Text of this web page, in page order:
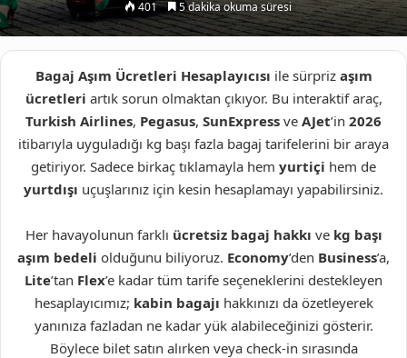
X posta
401
5 dakika okuma süresi
Bagaj Aşım Ücretleri Hesaplayıcısı ile sürpriz aşım
ücretleri artık sorun olmaktan çıkıyor. Bu interaktif araç,
Turkish Airlines, Pegasus, SunExpress ve AJet’in 2026
itibarıyla uyguladığı kg başı fazla bagaj tarifelerini bir araya
getiriyor. Sadece birkaç tıklamayla hem yurtiçi hem de
yurtdışı uçuşlarınız için kesin hesaplamayı yapabilirsiniz.
Her havayolunun farklı ücretsiz bagaj hakkı ve kg başı
aşım bedeli olduğunu biliyoruz. Economy’den Business’a,
Lite’tan Flex’e kadar tüm tarife seçeneklerini destekleyen
hesaplayıcımız; kabin bagajı hakkınızı da özetleyerek
yanınıza fazladan ne kadar yük alabileceğinizi gösterir.
Böylece bilet satın alırken veya check-in sırasında